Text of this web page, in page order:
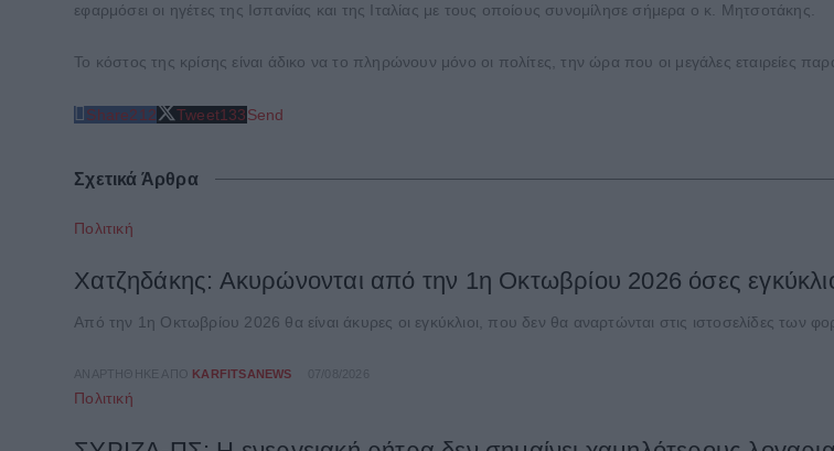
εφαρμόσει οι ηγέτες της Ισπανίας και της Ιταλίας με τους οποίους συνομίλησε σήμερα ο κ. Μητσοτάκης.
Το κόστος της κρίσης είναι άδικο να το πληρώνουν μόνο οι πολίτες, την ώρα που οι μεγάλες εταιρείες
Share212 Tweet133Send
Σχετικά Άρθρα
Πολιτική
Χατζηδάκης: Ακυρώνονται από την 1η Οκτωβρίου 2026 όσες
Από την 1η Οκτωβρίου 2026 θα είναι άκυρες οι εγκύκλιοι, που δεν θα αναρτώνται στις ιστοσελίδες των
ΑΝΑΡΤΉΘΗΚΕ ΑΠΌ KARFITSANEWS
Πολιτική